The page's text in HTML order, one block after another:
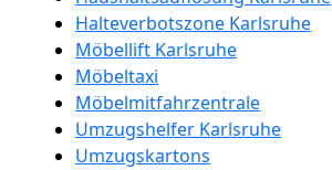
Halteverbotszone Karlsruhe
Möbellift Karlsruhe
Möbeltaxi
Möbelmitfahrzentrale
Umzugshelfer Karlsruhe
Umzugskartons